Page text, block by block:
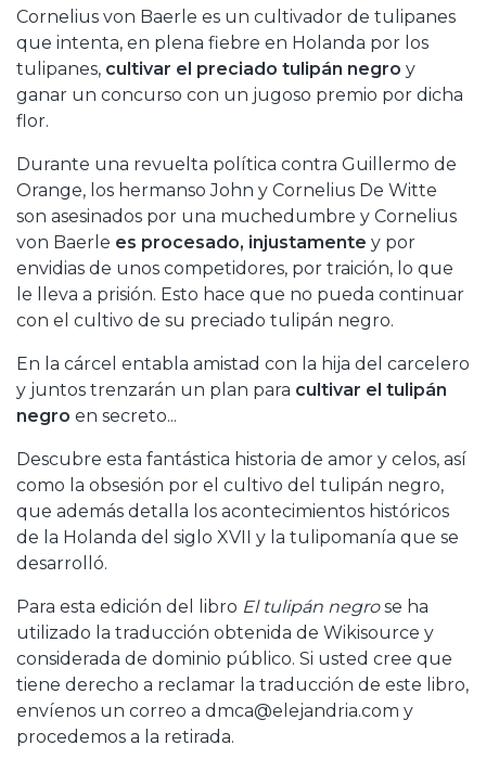
Cornelius von Baerle es un cultivador de tulipanes
que intenta, en plena fiebre en Holanda por los
tulipanes, cultivar el preciado tulipán negro y
ganar un concurso con un jugoso premio por dicha
flor.
Durante una revuelta política contra Guillermo de
Orange, los hermanso John y Cornelius De Witte
son asesinados por una muchedumbre y Cornelius
von Baerle es procesado, injustamente y por
envidias de unos competidores, por traición, lo que
le lleva a prisión. Esto hace que no pueda continuar
con el cultivo de su preciado tulipán negro.
En la cárcel entabla amistad con la hija del carcelero
y juntos trenzarán un plan para cultivar el tulipán
negro en secreto...
Descubre esta fantástica historia de amor y celos, así
como la obsesión por el cultivo del tulipán negro,
que además detalla los acontecimientos históricos
de la Holanda del siglo XVII y la tulipomanía que se
desarrolló.
Para esta edición del libro El tulipán negrose ha
utilizado la traducción obtenida de Wikisource y
considerada de dominio público. Si usted cree que
tiene derecho a reclamar la traducción de este libro,
envíenos un correo a dmca@elejandria.com y
procedemos a la retirada.